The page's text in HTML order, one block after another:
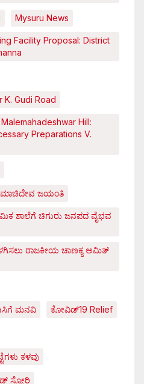
Mysuru News
Facility Proposal: District
K. Gudi Road
Hill:
Preparations V.
ಜಯಂತಿ
ಶಾಲೆಗೆ ಚಿಗುರು ಜನಪದ ವೈಭವ
ರಾಜಕೀಯ ಚಾಣಕ್ಯ ಅಮಿತ್
ಡಿಸಿಗೆ ಮನವಿ ಕೋವಿಡ್‌19 Relief
ಕಳವು
ಸ್ಟೋರಿ